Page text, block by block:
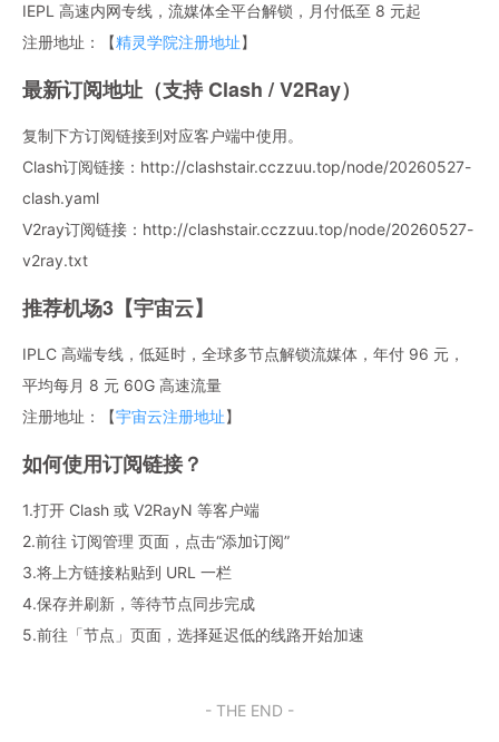
IEPL 高速内网专线，流媒体全平台解锁，月付低至 8 元起
注册地址：【精灵学院注册地址】
最新订阅地址（支持 Clash / V2Ray）
复制下方订阅链接到对应客户端中使用。
Clash订阅链接：http://clashstair.cczzuu.top/node/20260527-
clash.yaml
V2ray订阅链接：http://clashstair.cczzuu.top/node/20260527-
v2ray.txt
推荐机场3【宇宙云】
IPLC 高端专线，低延时，全球多节点解锁流媒体，年付 96 元，
平均每月 8 元 60G 高速流量
注册地址：【宇宙云注册地址】
如何使用订阅链接？
1.打开 Clash 或 V2RayN 等客户端
2.前往 订阅管理 页面，点击“添加订阅”
3.将上方链接粘贴到 URL 一栏
4.保存并刷新，等待节点同步完成
5.前往「节点」页面，选择延迟低的线路开始加速
- THE END -